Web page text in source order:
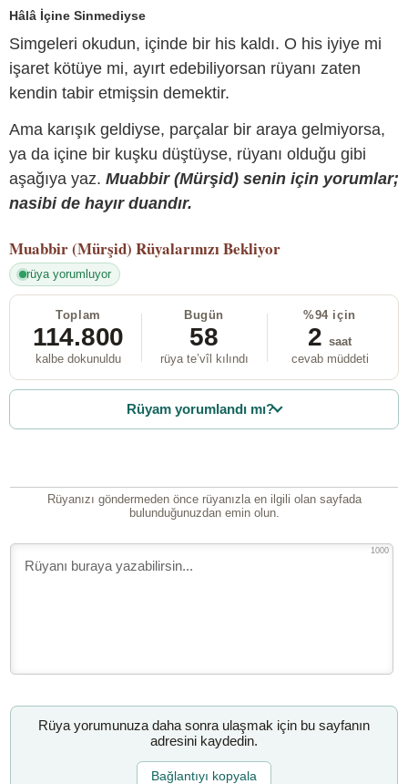
Hâlâ İçine Sinmediyse
Simgeleri okudun, içinde bir his kaldı. O his iyiye mi
işaret kötüye mi, ayırt edebiliyorsan rüyanı zaten
kendin tabir etmişsin demektir.
Ama karışık geldiyse, parçalar bir araya gelmiyorsa,
ya da içine bir kuşku düştüyse, rüyanı olduğu gibi
aşağıya yaz. Muabbir (Mürşid) senin için yorumlar;
nasibi de hayır duandır.
Muabbir (Mürşid) Rüyalarınızı Bekliyor
rüya yorumluyor
Toplam
114.800
kalbe dokunuldu
Bugün
58
rüya te’vîl kılındı
%94 için
2 saat
cevab müddeti
Rüyam yorumlandı mı?
Rüyanızı göndermeden önce rüyanızla en ilgili olan sayfada
bulunduğunuzdan emin olun.
1000
Rüya yorumunuza daha sonra ulaşmak için bu sayfanın
adresini kaydedin.
Bağlantıyı kopyala